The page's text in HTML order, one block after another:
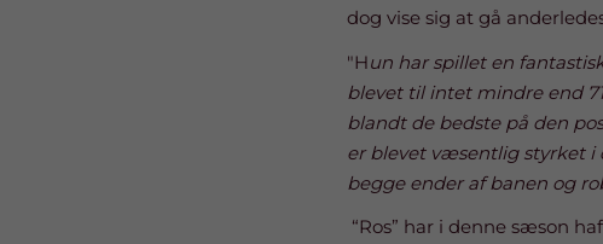
dog vise sig at gå
"Hun har spillet en
blevet til intet mindre end
blandt de bedste på den
er blevet væsentlig styrket
begge ender af banen og
“Ros” har i denne sæson